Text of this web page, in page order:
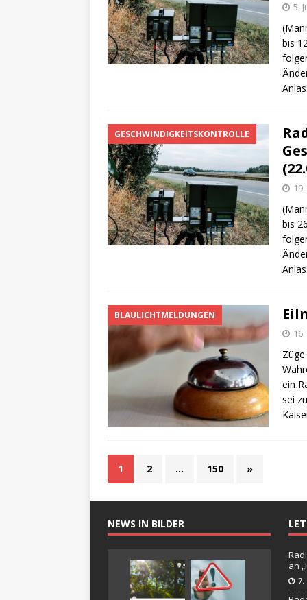
5.
bis
GESCHWINDIGKEITSKONTROLLE
bis
BLAULICHTMELDUNGEN
ein
sei
1 2 … 150 »
NEWS IN BILDER
an
7.